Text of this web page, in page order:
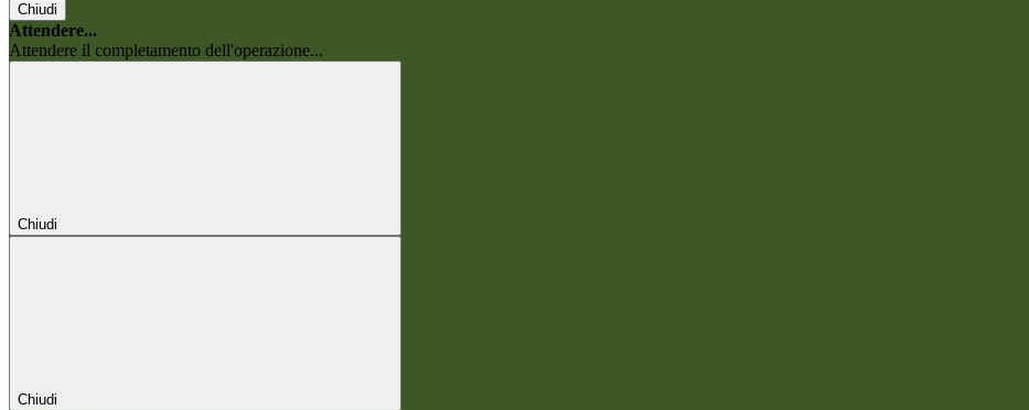
Chiudi
Attendere...
Attendere il completamento dell'operazione...
Chiudi
Chiudi